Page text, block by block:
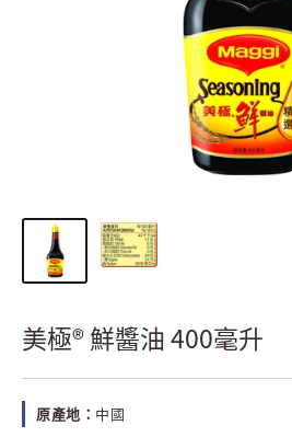
美極® 鮮醬油 400毫升
原產地： 中國